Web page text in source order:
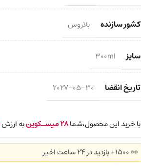
کشور سازنده بلاروس
سایز 300ml
تاریخ انقضا 2027-05-30
با خرید این محصول،شما28میسـکوینبه ارزش
👀 1500+ بازدید در ۲۴ ساعت اخیر